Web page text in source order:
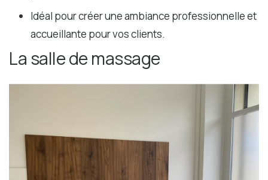
Idéal pour créer une ambiance professionnelle et
accueillante pour vos clients.
La salle de massage